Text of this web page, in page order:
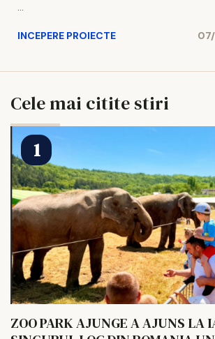
...
INCEPERE PROIECTE
Cele mai citite stiri
ZOO PARK AJUNGE A AJUNS LA